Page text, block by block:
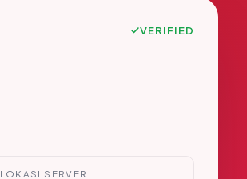
VERIFIED
LOKASI SERVER